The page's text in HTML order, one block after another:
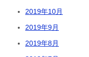
2019年10月
2019年9月
2019年8月